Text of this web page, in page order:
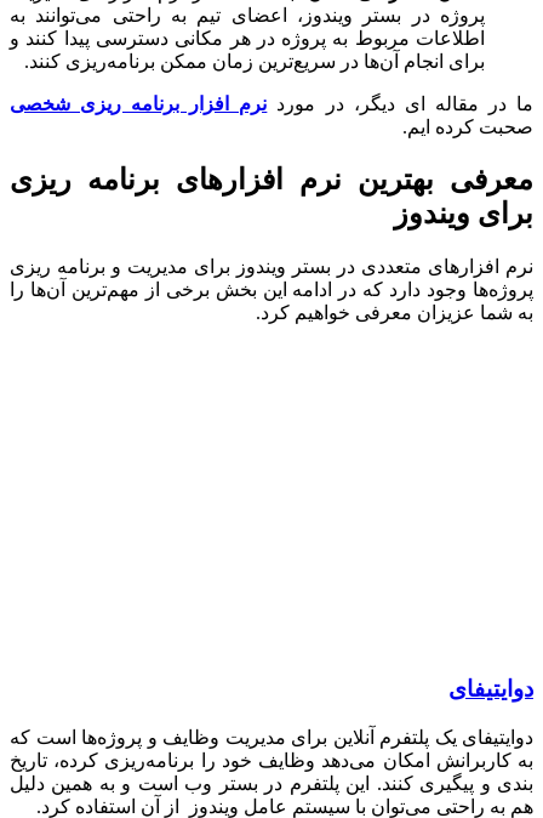
پروژه در بستر ویندوز، اعضای تیم به راحتی می‌توانند به
اطلاعات مربوط به پروژه در هر مکانی دسترسی پیدا کنند و
برای انجام آن‌ها در سریع‌ترین زمان ممکن برنامه‌ریزی کنند.
مقاله ای دیگر، در موردنرم افزار برنامه ریزی شخصی
کرده ایم.
بهترین نرم افزارهای برنامه ریزی
ویندوز
افزارهای متعددی در بستر ویندوز برای مدیریت و برنامه ریزی
وجود دارد که در ادامه این بخش برخی از مهم‌ترین آن‌ها را
عزیزان معرفی خواهیم کرد.
یک پلتفرم آنلاین برای مدیریت وظایف و پروژه‌ها است که
امکان می‌دهد وظایف خود را برنامه‌ریزی کرده، تاریخ
و پیگیری کنند. این پلتفرم در بستر وب است و به همین دلیل
راحتی می‌توان با سیستم عامل ویندوز از آن استفاده کرد.